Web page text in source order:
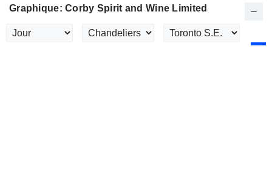
Graphique: Corby Spirit and Wine Limited